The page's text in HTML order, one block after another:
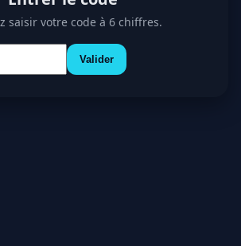
saisir votre code à 6 chiffres.
Valider